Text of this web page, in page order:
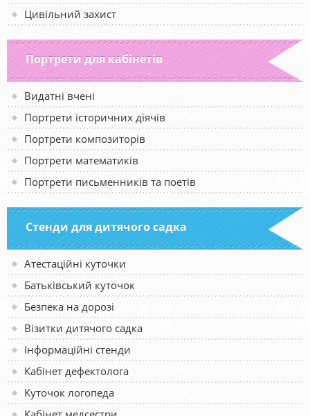
Цивільний захист
Портрети для кабінетів
Видатні вчені
Портрети історичних діячів
Портрети композиторів
Портрети математиків
Портрети письменників та поетів
Стенди для дитячого садка
Атестаційні куточки
Батьківський куточок
Безпека на дорозі
Візитки дитячого садка
Інформаційні стенди
Кабінет дефектолога
Куточок логопеда